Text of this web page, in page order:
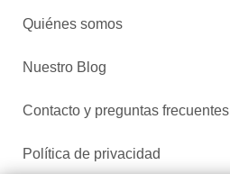
Quiénes somos
Nuestro Blog
Contacto y preguntas frecuentes
Política de privacidad